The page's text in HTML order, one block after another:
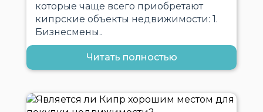
которые чаще всего приобретают
кипрские объекты недвижимости: 1.
Бизнесмены..
Читать полностью